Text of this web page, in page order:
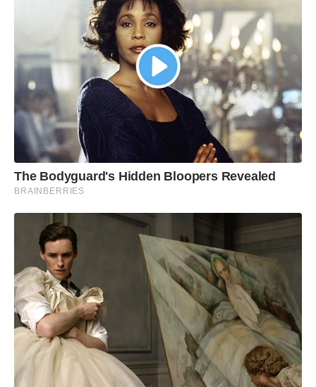
The Bodyguard's Hidden Bloopers Revealed
BRAINBERRIES